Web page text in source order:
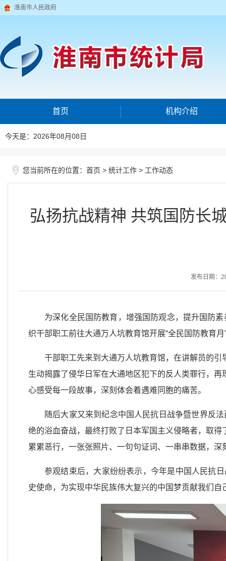
淮南市人民政府
首页 机构介绍
今天是：2026年08月08日
您当前所在的位置： 首页 > 统计工作 > 工作动态
弘扬抗战精神 共筑国防长
发布日期：
为深化全民国防教育，增强国防观念，提升国防
织干部职工前往大通万人坑教育馆开展“全民国防教育月
干部职工先来到大通万人坑教育馆，在讲解员的
生动揭露了侵华日军在大通地区犯下的反人类罪行，
心感受每一段故事，深刻体会着遇难同胞的痛苦。
随后大家又来到纪念中国人民抗日战争暨世界反
绝的浴血奋战，最终打败了日本军国主义侵略者，取
累累恶行，一张张照片、一句句证词、一串串数据，
参观结束后，大家纷纷表示，今年是中国人民抗
史使命，为实现中华民族伟大复兴的中国梦贡献我们自